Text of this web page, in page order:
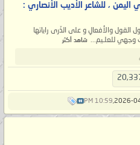
، للشاعر الأديب الأنصاري :
والأفعالِ و على الذّرى راياتها
وجهي للعلـيم... شاهد أكثر
10:59 PM